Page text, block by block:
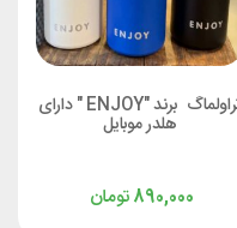
تراولماگ برند "ENJOY " دارای
هلدر موبایل
تومان890,000